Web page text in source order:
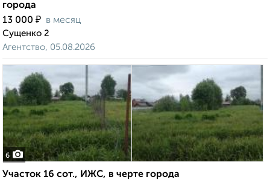
города
13 000 ₽ в месяц
Сущенко 2
Агентство, 05.08.2026
6
Участок 16 сот., ИЖС, в черте города